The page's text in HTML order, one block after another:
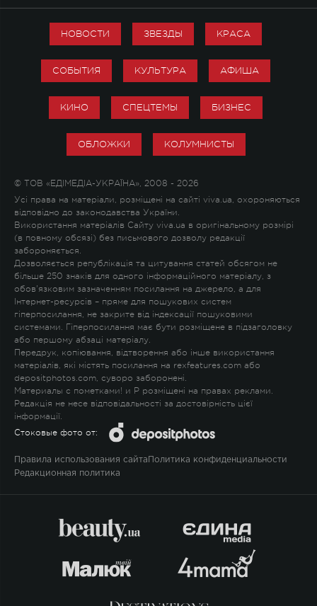
НОВОСТИ ЗВЕЗДЫ КРАСА
СОБЫТИЯ КУЛЬТУРА АФИША
КИНО СПЕЦТЕМЫ БИЗНЕС
ОБЛОЖКИ КОЛУМНИСТЫ
© ТОВ «ЕДІМЕДІА-УКРАЇНА», 2008 - 2026
Усі права на матеріали, розміщені на сайті viva.ua, охороняються
відповідно до законодавства України.
Використання матеріалів Сайту viva.ua в оригінальному розмірі
(в повному обсязі) без письмового дозволу редакції
забороняється.
Дозволяється републікація та цитування статей обсягом не
більше 250 знаків для одного інформаційного матеріалу, з
обов'язковим зазначенням посилання на джерело, а для
Інтернет-ресурсів – пряме для пошукових систем
гіперпосилання, не закрите від індексації пошуковими
системами. Гіперпосилання має бути розміщене в підзаголовку
або першому абзаці матеріалу.
Передрук, копіювання, відтворення або інше використання
матеріалів, які містять посилання на rexfeatures.com або
depositphotos.com, суворо заборонені.
Материалы с пометками! и P розміщені на правах реклами.
Редакція не несе відповідальності за достовірність цієї
інформації.
Стоковые фото от:
Правила использования сайта Политика конфиденциальности
Редакционная политика